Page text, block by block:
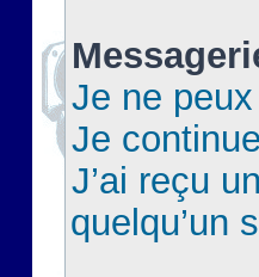
Je ne
Je
J’ai reçu
quelqu’un